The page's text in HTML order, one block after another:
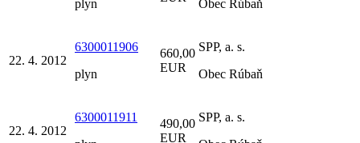
plyn
Obec Rúbaň
22. 4. 2012
6300011906
plyn
660,00
EUR
SPP, a. s.
Obec Rúbaň
22. 4. 2012
6300011911
490,00
EUR
SPP, a. s.